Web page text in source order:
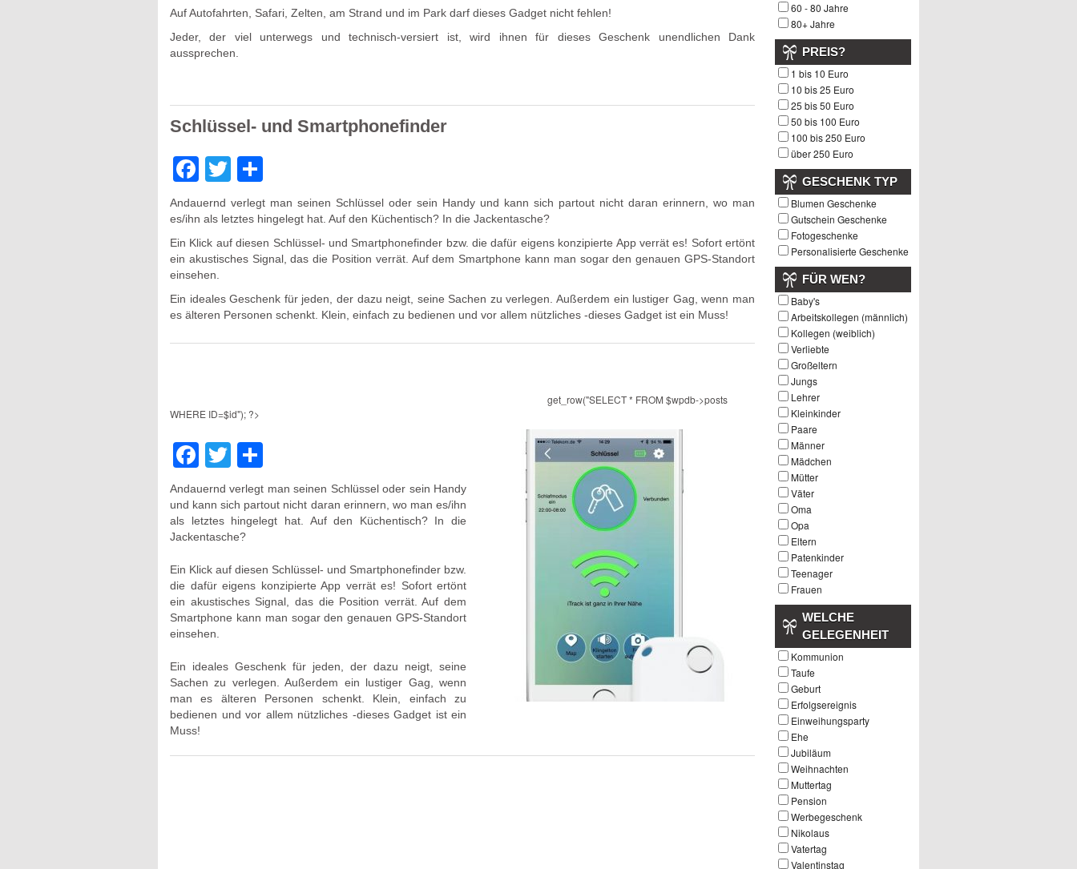
Auf Autofahrten, Safari, Zelten, am Strand und im Park darf dieses Gadget nicht fehlen!
Jeder, der viel unterwegs und technisch-versiert ist, wird ihnen für dieses Geschenk unendlichen Dank
aussprechen.
Schlüssel- und Smartphonefinder
Facebook
Twitter
Andauernd verlegt man seinen Schlüssel oder sein Handy und kann sich partout nicht daran erinnern, wo man
es/ihn als letztes hingelegt hat. Auf den Küchentisch? In die Jackentasche?
Ein Klick auf diesen Schlüssel- und Smartphonefinder bzw. die dafür eigens konzipierte App verrät es! Sofort ertönt
ein akustisches Signal, das die Position verrät. Auf dem Smartphone kann man sogar den genauen GPS-Standort
einsehen.
Ein ideales Geschenk für jeden, der dazu neigt, seine Sachen zu verlegen. Außerdem ein lustiger Gag, wenn man
es älteren Personen schenkt. Klein, einfach zu bedienen und vor allem nützliches -dieses Gadget ist ein Muss!
get_row("SELECT * FROM $wpdb->posts
WHERE ID=$id"); ?>
Facebook
Twitter
Andauernd verlegt man seinen Schlüssel oder sein Handy
und kann sich partout nicht daran erinnern, wo man es/ihn
als letztes hingelegt hat. Auf den Küchentisch? In die
Jackentasche?
Ein Klick auf diesen Schlüssel- und Smartphonefinder bzw.
die dafür eigens konzipierte App verrät es! Sofort ertönt
ein akustisches Signal, das die Position verrät. Auf dem
Smartphone kann man sogar den genauen GPS-Standort
einsehen.
Ein ideales Geschenk für jeden, der dazu neigt, seine
Sachen zu verlegen. Außerdem ein lustiger Gag, wenn
man es älteren Personen schenkt. Klein, einfach zu
bedienen und vor allem nützliches -dieses Gadget ist ein
Muss!
60 - 80 Jahre
80+ Jahre
PREIS?
1 bis 10 Euro
10 bis 25 Euro
25 bis 50 Euro
50 bis 100 Euro
100 bis 250 Euro
über 250 Euro
GESCHENK TYP
Blumen Geschenke
Gutschein Geschenke
Fotogeschenke
Personalisierte Geschenke
FÜR WEN?
Baby's
Arbeitskollegen (männlich)
Kollegen (weiblich)
Verliebte
Großeltern
Jungs
Lehrer
Kleinkinder
Paare
Männer
Mädchen
Mütter
Väter
Oma
Opa
Eltern
Patenkinder
Teenager
Frauen
WELCHE
GELEGENHEIT
Kommunion
Taufe
Geburt
Erfolgsereignis
Einweihungsparty
Ehe
Jubiläum
Weihnachten
Muttertag
Pension
Werbegeschenk
Nikolaus
Vatertag
Valentinstag